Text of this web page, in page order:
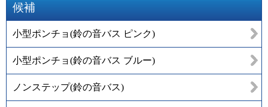
候補
小型ポンチョ(鈴の音バス ピンク)
小型ポンチョ(鈴の音バス ブルー)
ノンステップ(鈴の音バス)